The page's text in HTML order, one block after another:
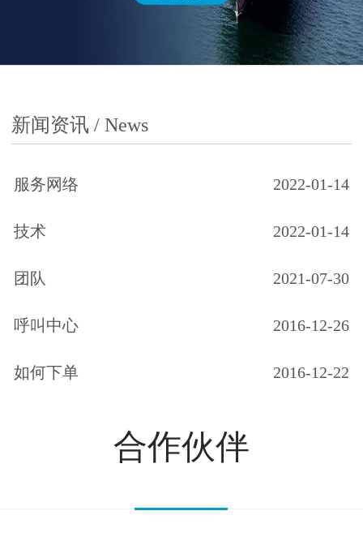
新闻资讯 / News
服务网络 2022-01-14
技术 2022-01-14
团队 2021-07-30
呼叫中心 2016-12-26
如何下单 2016-12-22
合作伙伴